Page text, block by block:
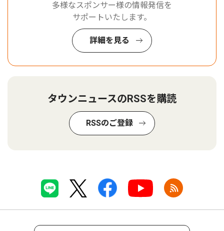
多様なスポンサー様の情報発信を
サポートいたします。
詳細を見る
タウンニュースのRSSを購読
RSSのご登録